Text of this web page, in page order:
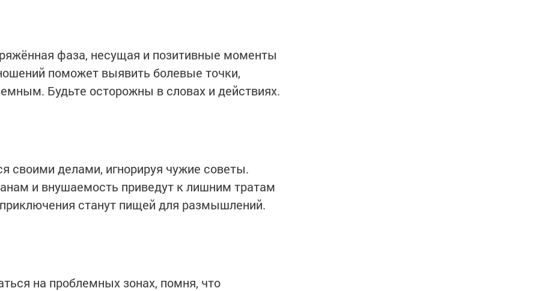
фаза, несущая и позитивные моменты
поможет выявить болевые точки,
Будьте осторожны в словах и действиях.
своими делами, игнорируя чужие советы.
и внушаемость приведут к лишним тратам
станут пищей для размышлений.
на проблемных зонах, помня, что